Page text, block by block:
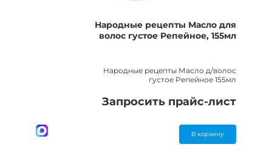
Народные рецепты Масло для
волос густое Репейное, 155мл
Народные рецепты Масло д/волос
густое Репейное 155мл
Запросить прайс-лист
В корзину